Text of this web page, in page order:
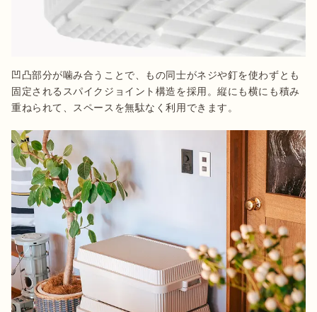
凹凸部分が噛み合うことで、もの同士がネジや釘を使わずとも
固定されるスパイクジョイント構造を採用。縦にも横にも積み
重ねられて、スペースを無駄なく利用できます。